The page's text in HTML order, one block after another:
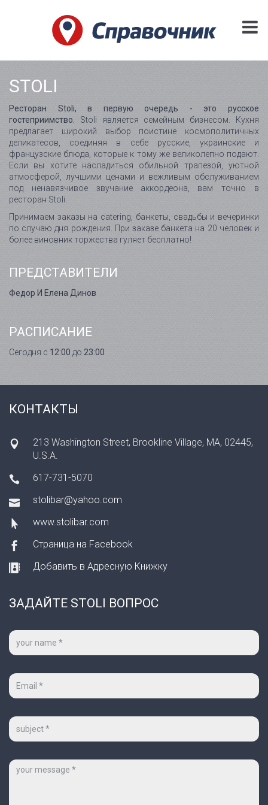
STOLI
Ресторан Stoli, в первую очередь - это русское
гостеприимство.
Stoli является семейным бизнесом. Кухня
предлагает широкий выбор поистине космополитичных
деликатесов, соединяя в себе русские, украинские и
французские блюда, которые к тому же великолепно подают.
Если вы хотите насладиться обильной трапезой, уютной
атмосферой, лучшими ценами и вежливым обслуживанием
под ненавязчивое звучание аккордеона, вам точно в
ресторан Stoli.
Принимаем заказы на catering, банкеты, свадьбы и вечеринки
по случаю дня рождения. При заказе банкета на 20 человек и
более виновник торжества гуляет бесплатно!
ПРЕДСТАВИТЕЛИ
Федор И Елена Динов
РАСПИСАНИЕ
Сегодня с 12:00 до 23:00
КОНТАКТЫ
213 Washington Street, Brookline Village, MA, 02445,
U.S.A.
617-731-5070
stolibar@yahoo.com
www.stolibar.com
Страница на Facebook
Добавить в Адресную Книжку
ЗАДАЙТЕ STOLI ВОПРОС
Ваше
имя
Ваш
mail
Тема
Сообщение